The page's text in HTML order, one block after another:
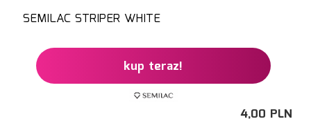
SEMILAC STRIPER WHITE
kup teraz!
4,00 PLN